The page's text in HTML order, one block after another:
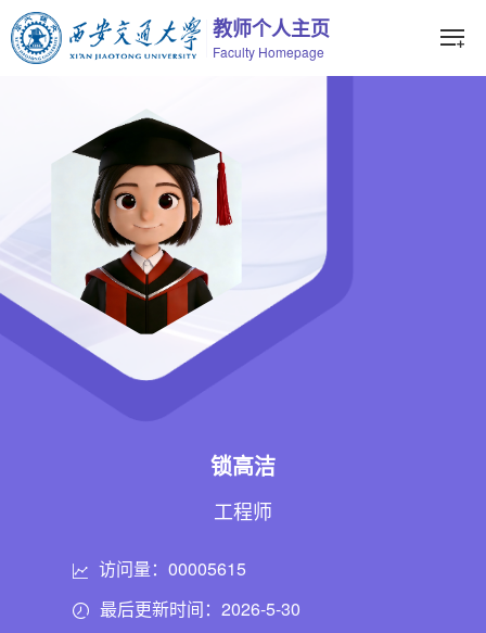
教师个人主页
Faculty Homepage
锁高洁
工程师
访问量：00005615
最后更新时间：2026-5-30